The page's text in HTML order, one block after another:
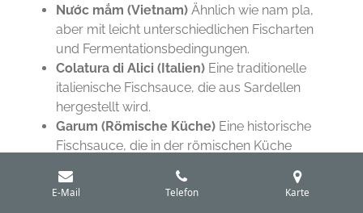
Nước mắm (Vietnam)Ähnlich wie nam pla,
aber mit leicht unterschiedlichen Fischarten
und Fermentationsbedingungen.
Colatura di Alici (Italien)Eine traditionelle
italienische Fischsauce, die aus Sardellen
hergestellt wird.
Garum (Römische Küche)Eine historische
Fischsauce, die in der römischen Küche
Geschmack und Umami
E-Mail Telefon Karte